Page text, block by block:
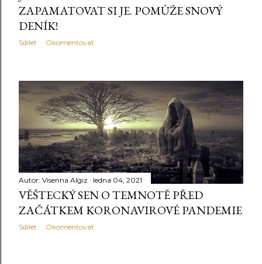
ZAPAMATOVAT SI JE. POMŮŽE SNOVÝ
DENÍK!
Sdílet Okomentovat
Autor: Visenna Algiz ledna 04, 2021
VĚŠTECKÝ SEN O TEMNOTĚ PŘED
ZAČÁTKEM KORONAVIROVÉ PANDEMIE
Sdílet Okomentovat